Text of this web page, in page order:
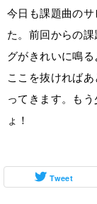
今日も課題曲の
た。前回からの
グがきれいに鳴
ここを抜ければ
ってきます。も
ょ！
Tweet